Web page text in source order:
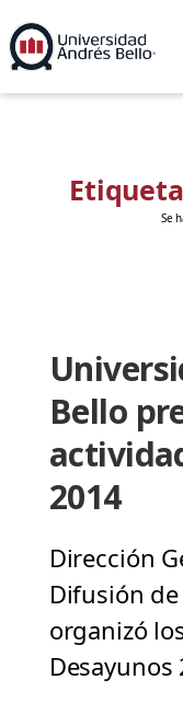
Se
Bello
2014
Dirección
Difusión
organizó
Desayunos